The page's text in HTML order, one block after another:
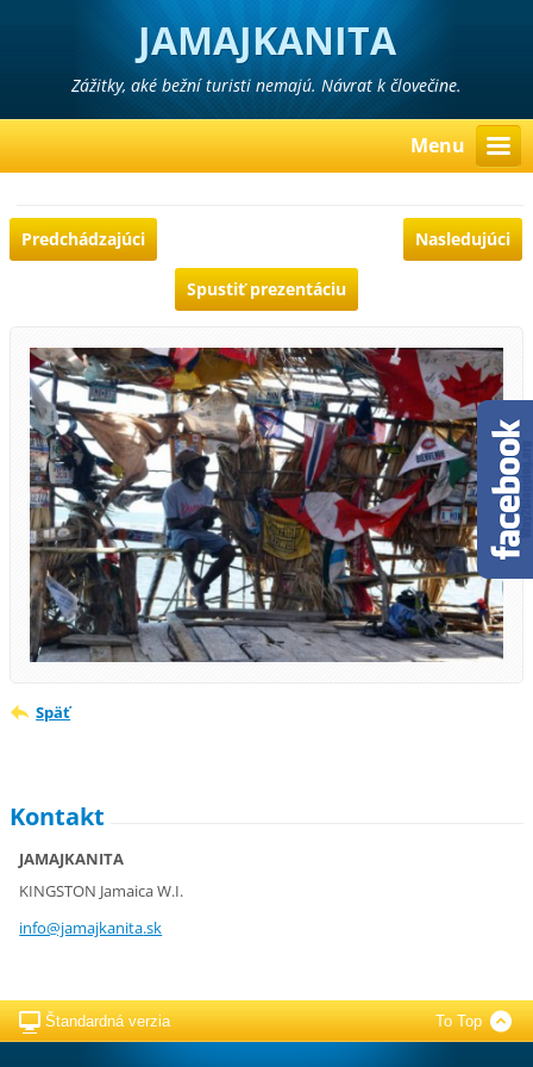
JAMAJKANITA
Zážitky, aké bežní turisti nemajú. Návrat k človečine.
Menu
Predchádzajúci Nasledujúci
Spustiť prezentáciu
Späť
Kontakt
JAMAJKANITA
KINGSTON Jamaica W.I.
info@jamajkanita.sk
Štandardná verzia To Top